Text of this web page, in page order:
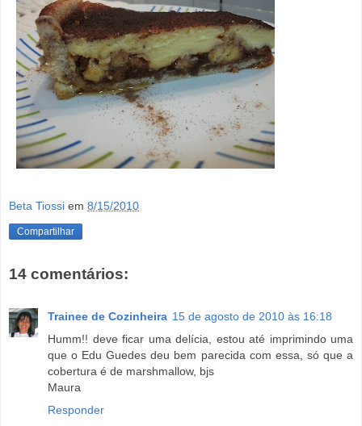
Beta Tiossi em 8/15/2010
Compartilhar
14 comentários:
Trainee de Cozinheira 15 de agosto de 2010 às 16:18
Humm!! deve ficar uma delícia, estou até imprimindo uma
que o Edu Guedes deu bem parecida com essa, só que a
cobertura é de marshmallow, bjs
Maura
Responder